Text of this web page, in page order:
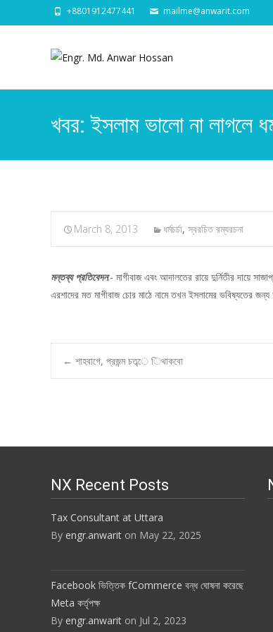
+8801912477441 mailme@anwarit.com
খবর: ইসলাম ভালো না লাগলে
March 8, 2013 ধর্মচর্চা, স্বরচিত রম্যরচনা
মন্তব্য প্রতিবেদন:- মাগীবাজ এবং আদালতের রায়ে দুর্নিতীর দায়ে
এরশাদের মত মাগীবাজ চোর মাঠে নামে তখন ইসলামের ভবিষ্যতের
Post
← শাহবাগে, প্রজন্ম চত্ব্ে িথাকবো
NX Recent Posts
Tax Consultant at Uttara
By engr.anwarit on May 22, 2025
Facebook ভিত্তিক fCommerce বন্ধ ঘোষনা করেছে
Meta কর্তৃপক্ষ
By engr.anwarit on Jul 2, 2023